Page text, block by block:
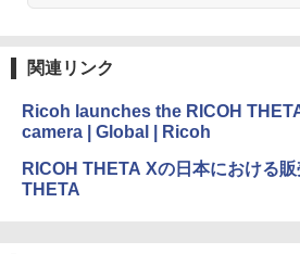
関連リンク
Ricoh launches the RICOH
camera | Global | Ricoh
RICOH THETA Xの日本における
THETA